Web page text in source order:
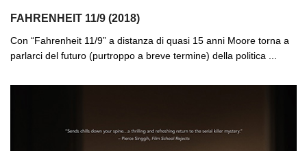
FAHRENHEIT 11/9 (2018)
Con “Fahrenheit 11/9” a distanza di quasi 15 anni Moore torna a
parlarci del futuro (purtroppo a breve termine) della politica ...